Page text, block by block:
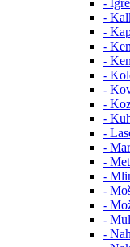
- Igre
-
-
-
-
-
-
-
-
-
-
-
-
-
-
-
-